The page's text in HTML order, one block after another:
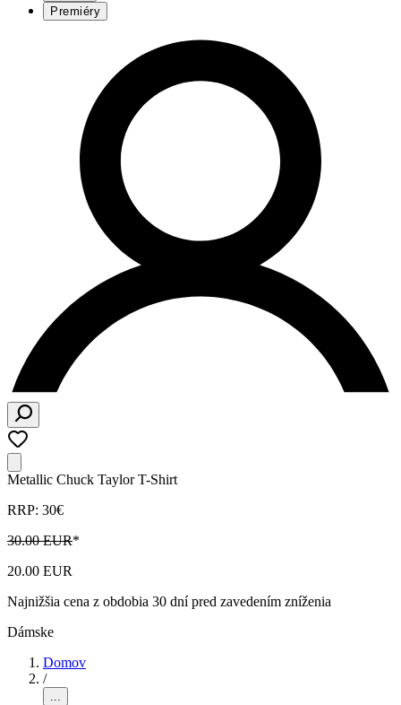
Premiéry
Metallic Chuck Taylor T-Shirt
RRP: 30€
30.00 EUR*
20.00 EUR
Najnižšia cena z obdobia 30 dní pred zavedením zníženia
Dámske
Domov
/
...